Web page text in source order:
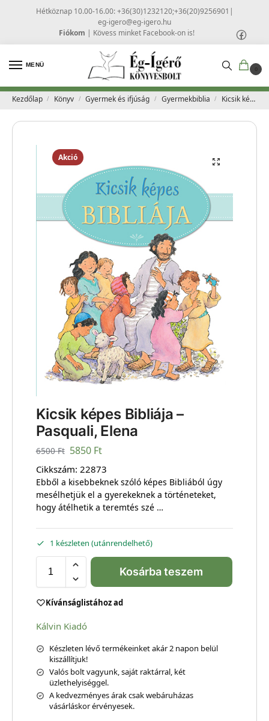
Hétköznap 10.00-16.00: +36(30)1232120;+36(20)9256901 |
eg-igero@eg-igero.hu
Fiókom | Kövess minket Facebook-on is!
MENÜ
0
Kezdőlap / Könyv / Gyermek és ifjúság / Gyermekbiblia / Kicsik képes Bibliája – Pasquali, Elena
Akció
Kicsik képes Bibliája –
Pasquali, Elena
6500Ft 5850 Ft
Cikkszám: 22873
Ebből a kisebbeknek szóló képes Bibliából úgy
mesélhetjük el a gyerekeknek a történeteket,
hogy átélhetik a teremtés szé …
1 készleten (utánrendelhető)
Kosárba teszem
Kívánságlistához ad
Kálvin Kiadó
Készleten lévő termékeinket akár 2 napon belül
kiszállítjuk!
Valós bolt vagyunk, saját raktárral, két
üzlethelyiséggel.
A kedvezményes árak csak webáruházas
vásárláskor érvényesek.